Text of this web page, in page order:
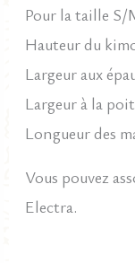
Pour la taille S/
Hauteur du
Largeur aux
Largeur à la
Longueur des
Vous pouvez
Electra.